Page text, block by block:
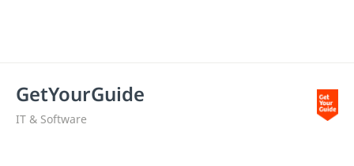
GetYourGuide
IT & Software